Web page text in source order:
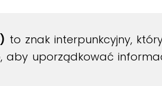
to znak interpunkcyjny,
aby uporządkować